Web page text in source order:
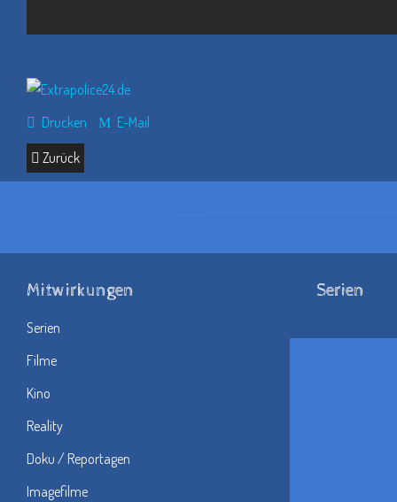
Drucken
E-Mail
Zurück
Mitwirkungen
Serien
Filme
Kino
Reality
Doku / Reportagen
Imagefilme
Serien